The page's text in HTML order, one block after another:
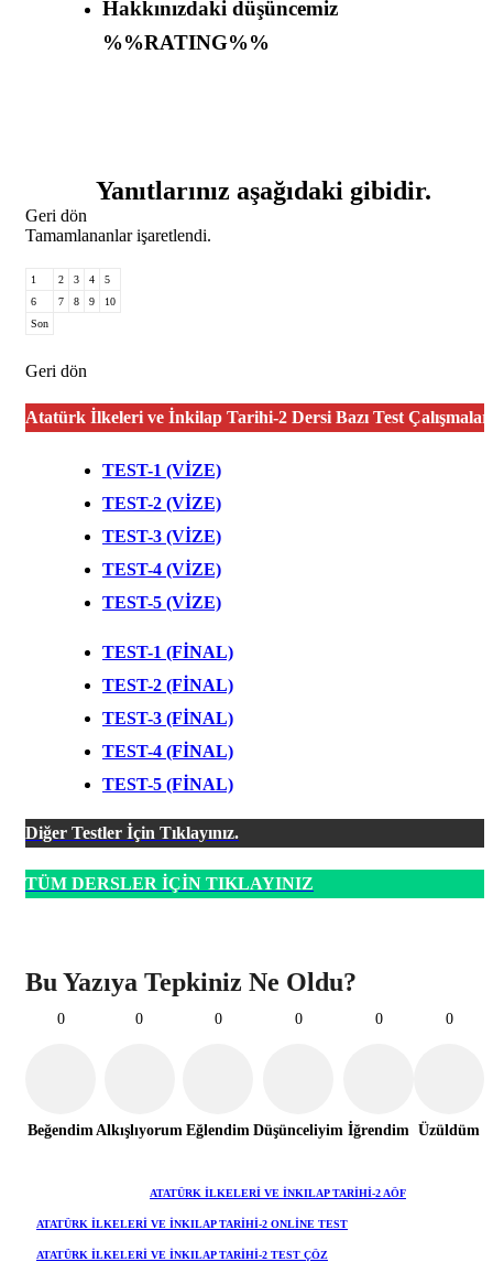
Hakkınızdaki düşüncemiz
%%RATING%%
Yanıtlarınız aşağıdaki gibidir.
Geri dön
Tamamlananlar işaretlendi.
1 2 3 4
5
6
7 8 9
10
Son
Geri dön
Atatürk İlkeleri ve İnkilap Tarihi-2 Dersi Bazı Test Çalışmaları
TEST-1 (VİZE)
TEST-2 (VİZE)
TEST-3 (VİZE)
TEST-4 (VİZE)
TEST-5 (VİZE)
TEST-1 (FİNAL)
TEST-2 (FİNAL)
TEST-3 (FİNAL)
TEST-4 (FİNAL)
TEST-5 (FİNAL)
Diğer Testler İçin Tıklayınız.
TÜM DERSLER İÇİN TIKLAYINIZ
Bu Yazıya Tepkiniz Ne Oldu?
0
Beğendim
0
Alkışlıyorum
0
Eğlendim
0
Düşünceliyim
0
İğrendim
0
Üzüldüm
ATATÜRK İLKELERI VE İNKILAP TARIHI-2 AÖF
ATATÜRK İLKELERI VE İNKILAP TARIHI-2 ONLINE TEST
ATATÜRK İLKELERI VE İNKILAP TARIHI-2 TEST ÇÖZ